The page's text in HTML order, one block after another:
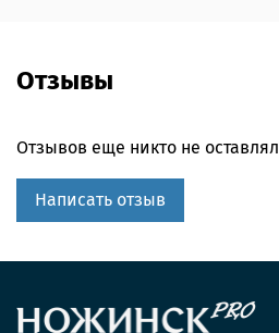
Отзывы
Отзывов еще никто не оставлял
Написать отзыв